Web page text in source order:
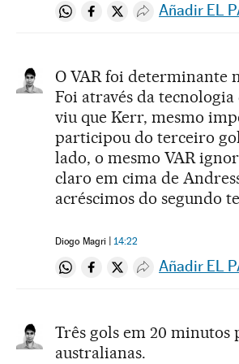
Compartir en Whatsapp
Compartir en Facebook
Compartir en Twitter
Desplegar
Añadir EL
O VAR foi determinante
Foi através da
viu que Kerr, mesmo
participou do terceiro
lado, o mesmo VAR
claro em cima de
acréscimos do segundo
Diogo Magri 14:22
Compartir en Whatsapp
Compartir en Facebook
Compartir en Twitter
Desplegar
Añadir EL
Três gols em 20 minutos
australianas.